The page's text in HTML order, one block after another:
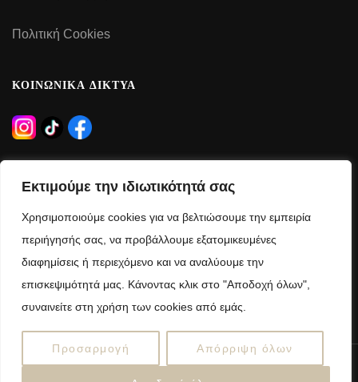
Εκτιμούμε την ιδιωτικότητά σας
Χρησιμοποιούμε cookies για να βελτιώσουμε την εμπειρία
περιήγησής σας, να προβάλλουμε εξατομικευμένες
διαφημίσεις ή περιεχόμενο και να αναλύουμε την
επισκεψιμότητά μας. Κάνοντας κλικ στο "Αποδοχή όλων",
συναινείτε στη χρήση των cookies από εμάς.
Προσαρμογή Απόρριψη όλων
Πολιτική Cookies
ΚΟΙΝΩΝΙΚΑ ΔΙΚΤΥΑ
Δευτέρα – Τρίτη – Πέμπτη – Παρασκευή:
09:00 – 21:00
Τετάρτη – Σάββατο:
09:00 – 15:00